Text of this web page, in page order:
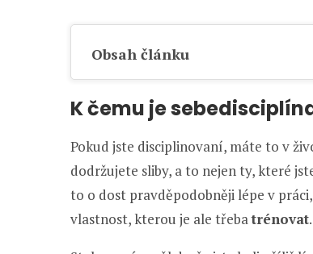
Obsah článku
K čemu je
Pokud jste disciplinovaní, máte to v
dodržujete sliby, a to nejen ty, které
to o dost pravděpodobněji lépe v
vlastnost, kterou je ale třebatrénovat.